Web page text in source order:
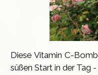
Diese Vitamin C-
süßen Start in der Tag